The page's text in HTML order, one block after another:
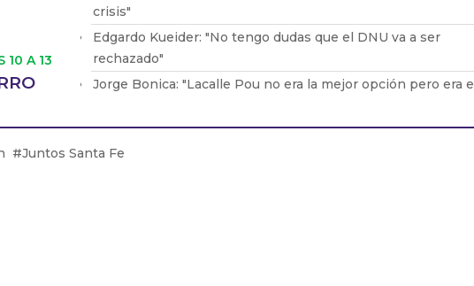
10 A 13
crisis"
Edgardo Kueider: "No tengo dudas que el DNU va a ser
rechazado"
Jorge Bonica: "Lacalle Pou no era la mejor opción pero era el
Gustavo Siegrist: "Florida se ha vuelto en el estado más
conservador del país"
Juntos Santa Fe